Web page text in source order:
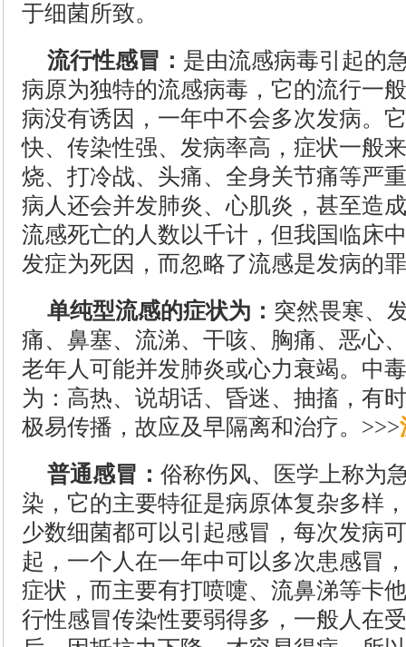
于细菌所致。
流行性感冒： 是由流感病毒引起的
病原为独特的流感病毒，它的流行一
病没有诱因，一年中不会多次发病。
快、传染性强、发病率高，症状一般
烧、打冷战、头痛、全身关节痛等严
病人还会并发肺炎、心肌炎，甚至造
流感死亡的人数以千计，但我国临床
发症为死因，而忽略了流感是发病的
单纯型流感的症状为： 突然畏寒、
痛、鼻塞、流涕、干咳、胸痛、恶心
老年人可能并发肺炎或心力衰竭。中
为：高热、说胡话、昏迷、抽搐，有
极易传播，故应及早隔离和治疗。>>>
普通感冒： 俗称伤风、医学上称为
染，它的主要特征是病原体复杂多样
少数细菌都可以引起感冒，每次发病
起，一个人在一年中可以多次患感冒
症状，而主要有打喷嚏、流鼻涕等卡
行性感冒传染性要弱得多，一般人在